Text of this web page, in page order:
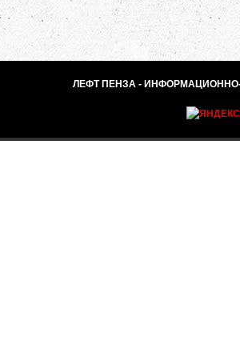
ЛЕФТ ПЕНЗА - ИНФОРМАЦИОННО-